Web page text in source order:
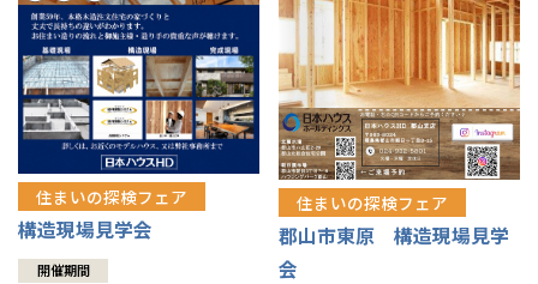
住まいの探検フェア
構造現場見学会
開催期間
住まいの探検フェア
郡山市東原 構造現場見学
会